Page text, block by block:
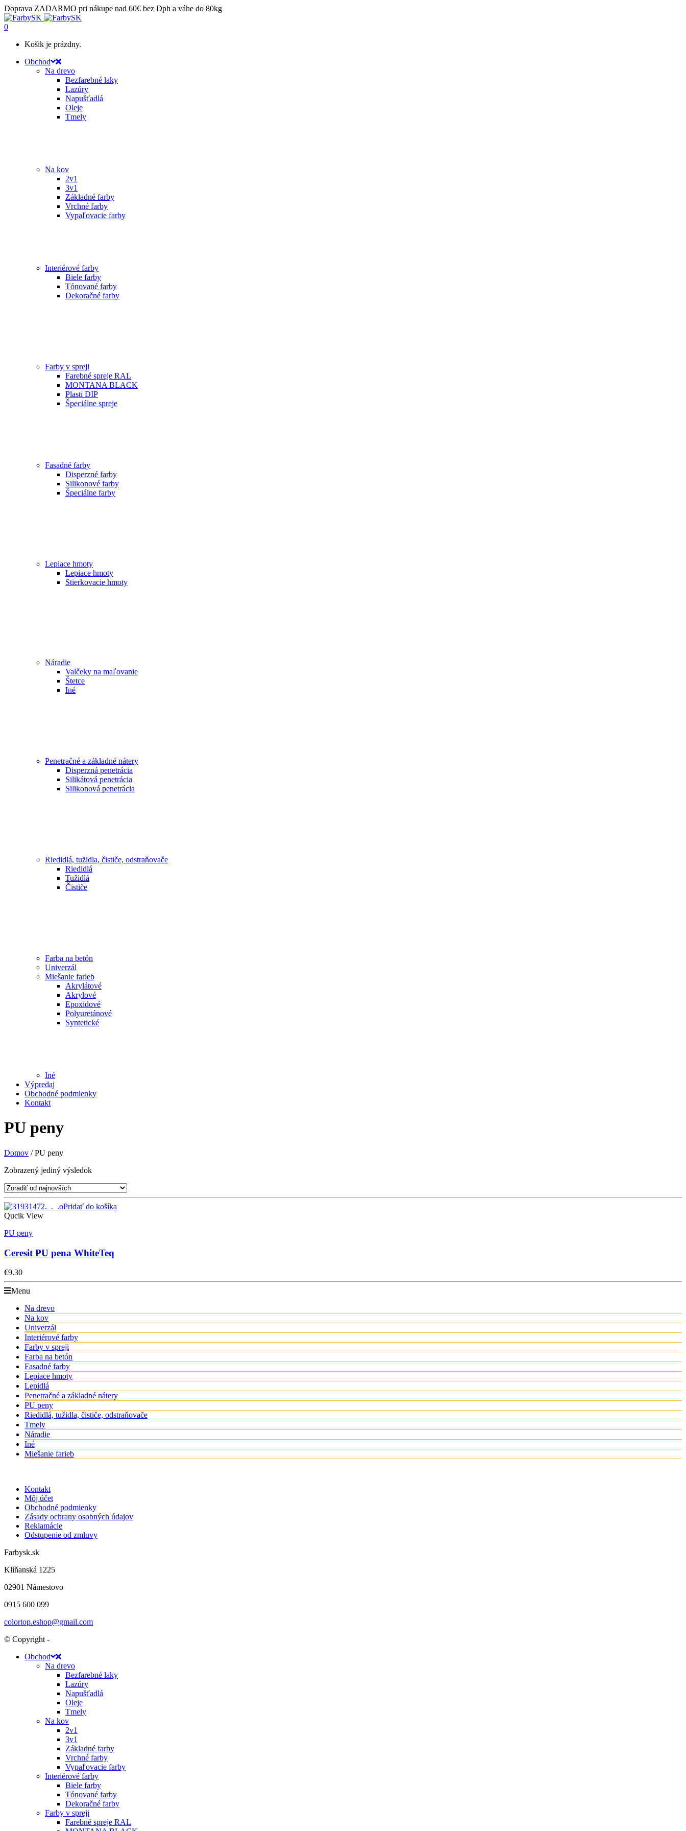
Doprava ZADARMO pri nákupe nad 60€ bez Dph a váhe do 80kg
0
Košik je prázdny.
Obchod
Na drevo
Bezfarebné laky
Lazúry
Napušťadlá
Oleje
Tmely
Na kov
2v1
3v1
Základné farby
Vrchné farby
Vypaľovacie farby
Interiérové farby
Biele farby
Tónované farby
Dekoračné farby
Farby v spreji
Farebné spreje RAL
MONTANA BLACK
Plasti DIP
Špeciálne spreje
Fasadné farby
Disperzné farby
Silikonové farby
Špeciálne farby
Lepiace hmoty
Lepiace hmoty
Stierkovacie hmoty
Náradie
Valčeky na maľovanie
Štetce
Iné
Penetračné a základné nátery
Disperzná penetrácia
Silikátová penetrácia
Silikonová penetrácia
Riedidlá, tužidla, čističe, odstraňovače
Riedidlá
Tužidlá
Čističe
Farba na betón
Univerzál
Miešanie farieb
Akrylátové
Akrylové
Epoxidové
Polyuretánové
Syntetické
Iné
Výpredaj
Obchodné podmienky
Kontakt
PU peny
Domov / PU peny
Zobrazený jediný výsledok
Pridať do košíka
Qucik View
PU peny
Ceresit PU pena WhiteTeq
€9.30
Menu
Na drevo
Na kov
Univerzál
Interiérové farby
Farby v spreji
Farba na betón
Fasadné farby
Lepiace hmoty
Lepidlá
Penetračné a základné nátery
PU peny
Riedidlá, tužidla, čističe, odstraňovače
Tmely
Náradie
Iné
Miešanie farieb
Kontakt
Môj účet
Obchodné podmienky
Zásady ochrany osobných údajov
Reklamácie
Odstupenie od zmluvy
Farbysk.sk
Kliňanská 1225
02901 Námestovo
0915 600 099
colortop.eshop@gmail.com
© Copyright -
Obchod
Na drevo
Bezfarebné laky
Lazúry
Napušťadlá
Oleje
Tmely
Na kov
2v1
3v1
Základné farby
Vrchné farby
Vypaľovacie farby
Interiérové farby
Biele farby
Tónované farby
Dekoračné farby
Farby v spreji
Farebné spreje RAL